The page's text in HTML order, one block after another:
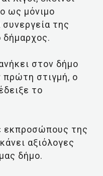
ως μόνιμο
της
δήμαρχος.
στον δήμο
πρώτη στιγμή, ο
το
εκπροσώπους της
αξιόλογες
δήμο.